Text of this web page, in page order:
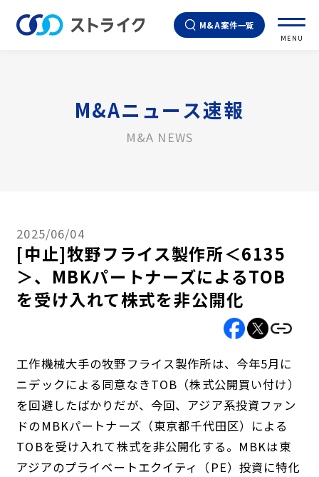
M&A案件一覧
MENU
M&Aニュース速報
M&A NEWS
2025/06/04
[中止]牧野フライス製作所＜6135
＞、MBKパートナーズによるTOB
を受け入れて株式を非公開化
工作機械大手の牧野フライス製作所は、今年5月に
ニデックによる同意なきTOB（株式公開買い付け）
を回避したばかりだが、今回、アジア系投資ファン
ドのMBKパートナーズ（東京都千代田区）による
TOBを受け入れて株式を非公開化する。MBKは東
アジアのプライベートエクイティ（PE）投資に特化